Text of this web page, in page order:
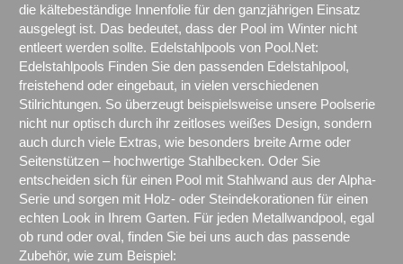
die kältebeständige Innenfolie für den ganzjährigen Einsatz
ausgelegt ist. Das bedeutet, dass der Pool im Winter nicht
entleert werden sollte. Edelstahlpools von Pool.Net:
Edelstahlpools Finden Sie den passenden Edelstahlpool,
freistehend oder eingebaut, in vielen verschiedenen
Stilrichtungen. So überzeugt beispielsweise unsere Poolserie
nicht nur optisch durch ihr zeitloses weißes Design, sondern
auch durch viele Extras, wie besonders breite Arme oder
Seitenstützen – hochwertige Stahlbecken. Oder Sie
entscheiden sich für einen Pool mit Stahlwand aus der Alpha-
Serie und sorgen mit Holz- oder Steindekorationen für einen
echten Look in Ihrem Garten. Für jeden Metallwandpool, egal
ob rund oder oval, finden Sie bei uns auch das passende
Zubehör, wie zum Beispiel: